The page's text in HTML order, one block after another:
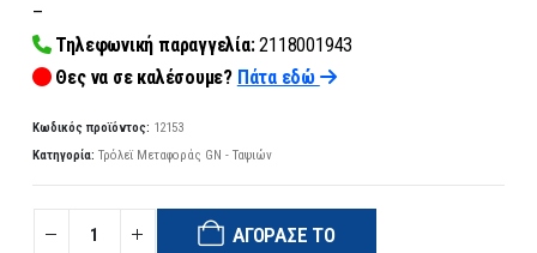
–
Τηλεφωνική παραγγελία:2118001943
Θες να σε καλέσουμε? Πάτα εδώ
Κωδικός προϊόντος: 12153
Κατηγορία: Τρόλεϊ Μεταφοράς GN - Ταψιών
ΑΓΌΡΑΣΈ ΤΟ